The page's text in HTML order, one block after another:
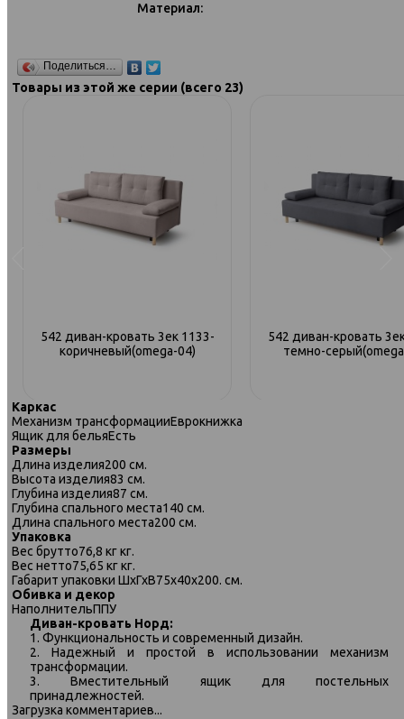
Материал:
Поделиться…
Товары из этой же серии (всего 23)
542 диван-кровать 3ек 1133-
коричневый(omega-04)
542 диван-кровать
темно-
542 диван-кровать 2ек-1пф 194
сер
542 диван-кровать 2ек-
Каркас
Механизм трансформацииЕврокнижка
Ящик для бельяЕсть
Размеры
Длина изделия200 см.
Высота изделия83 см.
Глубина изделия87 см.
Глубина спального места140 см.
Длина спального места200 см.
Упаковка
Вес брутто76,8 кг кг.
Вес нетто75,65 кг кг.
Габарит упаковки ШхГхВ75х40х200. см.
Обивка и декор
НаполнительППУ
Диван-кровать Норд:
1. Функциональность и современный дизайн.
2. Надежный и простой в использовании механизм
трансформации.
3. Вместительный ящик для постельных
принадлежностей.
Загрузка комментариев...